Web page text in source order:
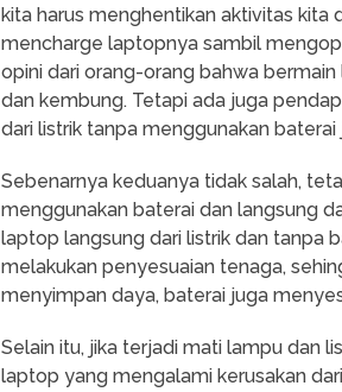
kita harus menghentikan aktivitas kita
mencharge laptopnya sambil
opini dari orang-orang bahwa
dan kembung. Tetapi ada juga
dari listrik tanpa menggunakan
Sebenarnya keduanya tidak salah,
menggunakan baterai dan langsung
laptop langsung dari listrik dan tanpa
melakukan penyesuaian tenaga,
menyimpan daya, baterai juga
Selain itu, jika terjadi mati lampu dan
laptop yang mengalami kerusakan